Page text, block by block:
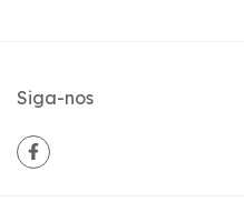
Siga-nos